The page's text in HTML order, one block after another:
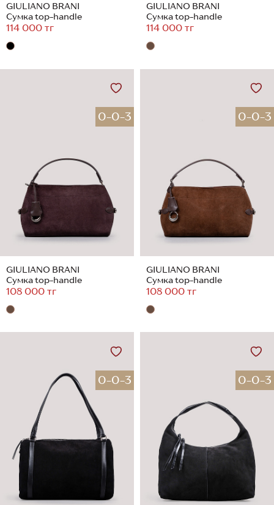
GIULIANO BRANI
Сумка top-handle
114 000 тг
GIULIANO BRANI
Сумка top-handle
114 000 тг
0-0-3
GIULIANO BRANI
Сумка top-handle
108 000 тг
0-0-3
GIULIANO BRANI
Сумка top-handle
108 000 тг
0-0-3 0-0-3